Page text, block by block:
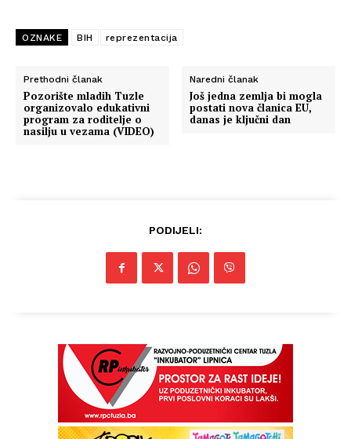
OZNAKE BIH reprezentacija
Prethodni članak
Pozorište mladih Tuzle
organizovalo edukativni
program za roditelje o
nasilju u vezama (VIDEO)
Naredni članak
Još jedna zemlja bi mogla
postati nova članica EU,
danas je ključni dan
PODIJELI: